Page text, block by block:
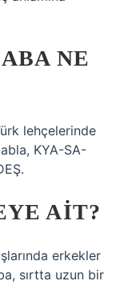
NE
lehçelerinde
KYA-SA-
AIT?
erkekler
sırtta uzun bir